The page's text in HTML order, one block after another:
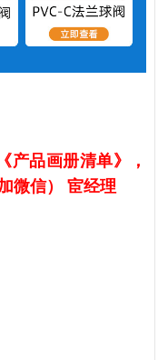
产品画册清单》
，
微信） 宦经理